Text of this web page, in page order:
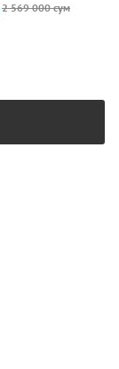
2 569 000 сум